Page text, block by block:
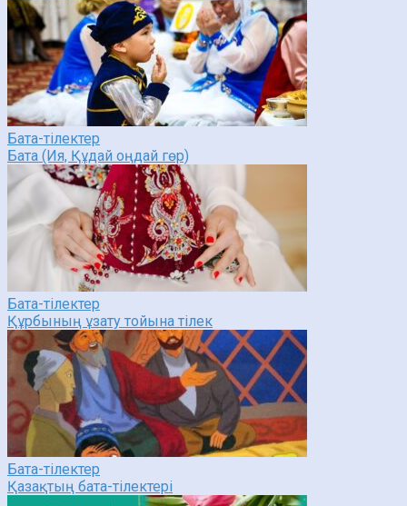
Бата-тілектер
Бата (Ия, Құдай оңдай гөр)
Бата-тілектер
Құрбының ұзату тойына тілек
Бата-тілектер
Қазақтың бата-тілектері